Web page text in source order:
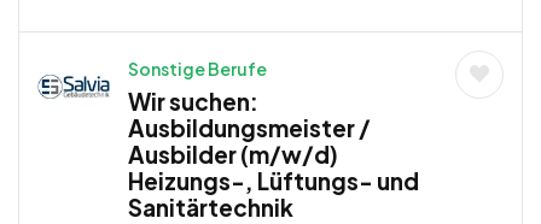
Sonstige Berufe
Wir suchen:
Ausbildungsmeister /
Ausbilder (m/w/d)
Heizungs-, Lüftungs- und
Sanitärtechnik